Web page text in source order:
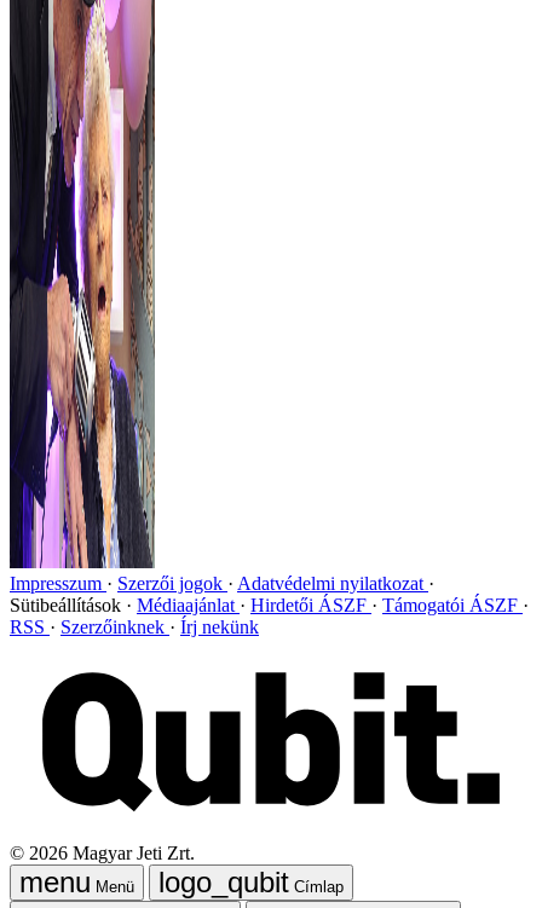
Impresszum Szerzői jogok
Adatvédelmi nyilatkozat
Sütibeállítások
Médiaajánlat Hirdetői ÁSZF
Támogatói ÁSZF
RSS
Szerzőinknek Írj nekünk
© 2026 Magyar Jeti Zrt.
Menü Címlap